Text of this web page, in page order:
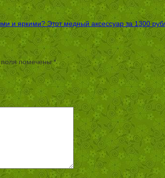
и яркими? Этот медный аксессуар за 1300
помечены*